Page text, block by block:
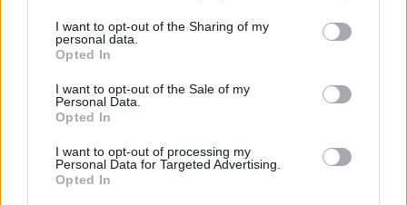
I want to opt-out of the Sharing of my
personal data.
Opted In
I want to opt-out of the Sale of my
Personal Data.
Opted In
I want to opt-out of processing my
Personal Data for Targeted Advertising.
Opted In
16 Ottobre 2026 - 25 Ottobre 2026
Artisti internazionali, scuole e spazi
urbani: a Varese cresce Insight Foto
Festival